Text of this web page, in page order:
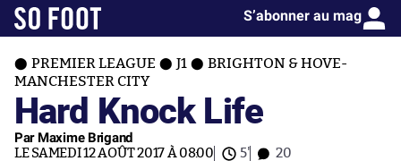
S’abonner au mag
PREMIER LEAGUE J1
BRIGHTON & HOVE-
MANCHESTER CITY
Hard Knock Life
Par Maxime Brigand
LE SAMEDI 12 AOÛT 2017 À 08:00 5' 20